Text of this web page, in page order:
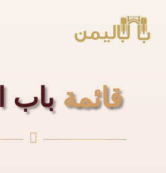
قائمة باب
